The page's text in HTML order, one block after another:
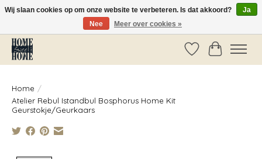
Vóór 14:00 besteld, dezelfde dag verzonden!
Verlanglijst
Home /
Atelier Rebul Istandbul Bosphorus Home Kit
Geurstokje/Geurkaars
Wij slaan cookies op om onze website te verbeteren. Is dat akkoord?
Ja
Nee
Meer over cookies »